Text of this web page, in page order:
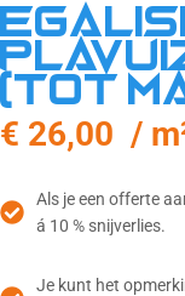
(tot
€ 26,00 /
Als je een offerte
á 10 % snijverlies.
Je kunt het